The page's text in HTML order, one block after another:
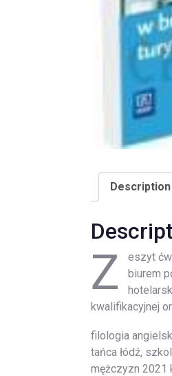
Description
Z
eszyt
biurem
kwalifikacyjnej
filologia
tańca łódź,
mężczyzn 2021